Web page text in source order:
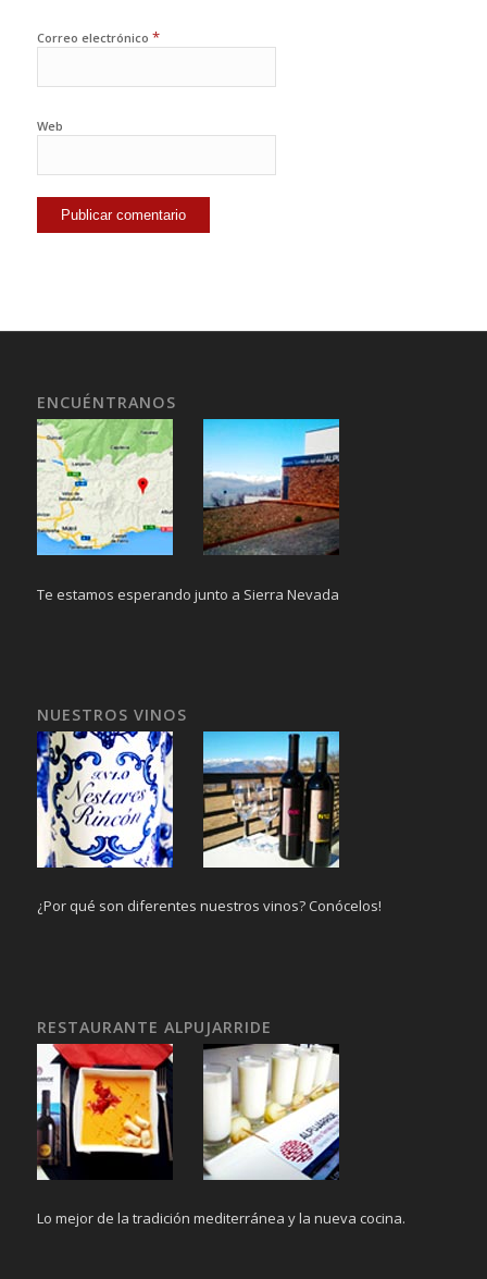
Correo electrónico *
Web
ENCUÉNTRANOS
Te estamos esperando junto a Sierra Nevada
NUESTROS VINOS
¿Por qué son diferentes nuestros vinos? Conócelos!
RESTAURANTE ALPUJARRIDE
Lo mejor de la tradición mediterránea y la nueva cocina.